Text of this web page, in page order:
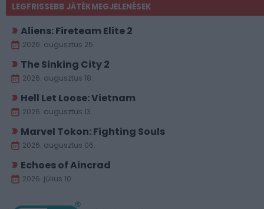
LEGFRISSEBB JÁTÉKMEGJELENÉSEK
Aliens: Fireteam Elite 2
2026. augusztus 25.
The Sinking City 2
2026. augusztus 18.
Hell Let Loose: Vietnam
2026. augusztus 13.
Marvel Tokon: Fighting Souls
2026. augusztus 06.
Echoes of Aincrad
2026. július 10.